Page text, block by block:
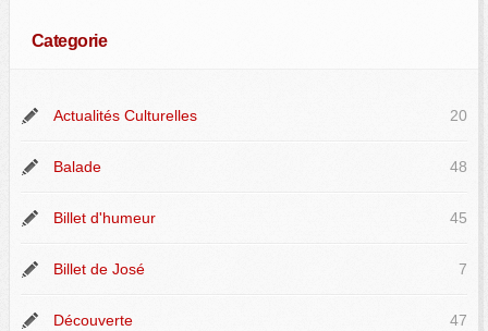
Categorie
Actualités Culturelles 20
Balade 48
Billet d'humeur 45
Billet de José 7
Découverte 47